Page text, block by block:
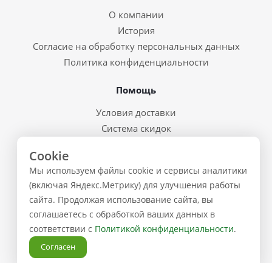
О компании
История
Согласие на обработку персональных данных
Политика конфиденциальности
Помощь
Условия доставки
Система скидок
Предварительные заказы
Контакты
Cookie
Мы используем файлы cookie и сервисы аналитики
(включая Яндекс.Метрику) для улучшения работы
сайта. Продолжая использование сайта, вы
соглашаетесь с обработкой ваших данных в
соответствии с Политикой конфиденциальности.
Согласен